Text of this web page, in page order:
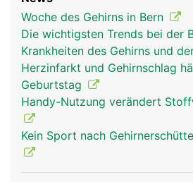
hirn frau
Woche des Gehirns in Bern
Die wichtigsten Trends bei der
Krankheiten des Gehirns und
Herzinfarkt und Gehirnschlag
Geburtstag
Handy-Nutzung verändert
Kein Sport nach